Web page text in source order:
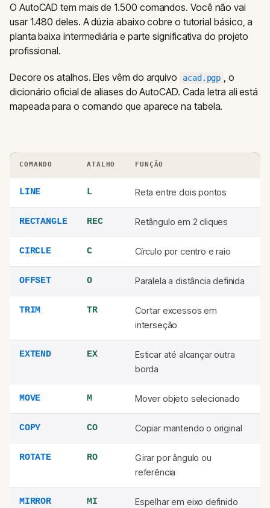
O AutoCAD tem mais de 1.500 comandos. Você não vai
usar 1.480 deles. A dúzia abaixo cobre o tutorial básico, a
planta baixa intermediária e parte significativa do projeto
profissional.
Decore os atalhos. Eles vêm do arquivo acad.pgp , o
dicionário oficial de aliases do AutoCAD. Cada letra ali está
mapeada para o comando que aparece na tabela.
COMANDO ATALHO FUNÇÃO
LINE L Reta entre dois pontos
RECTANGLE REC Retângulo em 2 cliques
CIRCLE C Círculo por centro e raio
OFFSET O Paralela a distância definida
TRIM TR
Cortar excessos em
interseção
EXTEND EX
Esticar até alcançar outra
borda
MOVE M Mover objeto selecionado
COPY CO Copiar mantendo o original
ROTATE RO
Girar por ângulo ou
referência
MIRROR MI Espelhar em eixo definido